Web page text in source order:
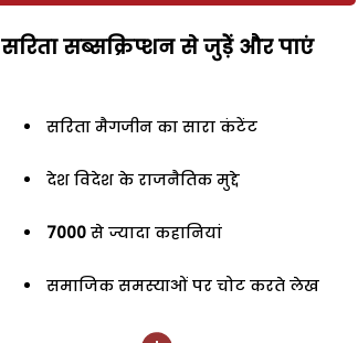
सरिता सब्सक्रिप्शन से जुड़ेें और पाएं
सरिता मैगजीन का सारा कंटेंट
देश विदेश के राजनैतिक मुद्दे
7000 से ज्यादा कहानियां
समाजिक समस्याओं पर चोट करते लेख